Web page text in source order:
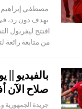
مصطفي إبراهيم
بهدف دون رد، في
من متابعة رائعة
بالفيديو
صلاح الآن